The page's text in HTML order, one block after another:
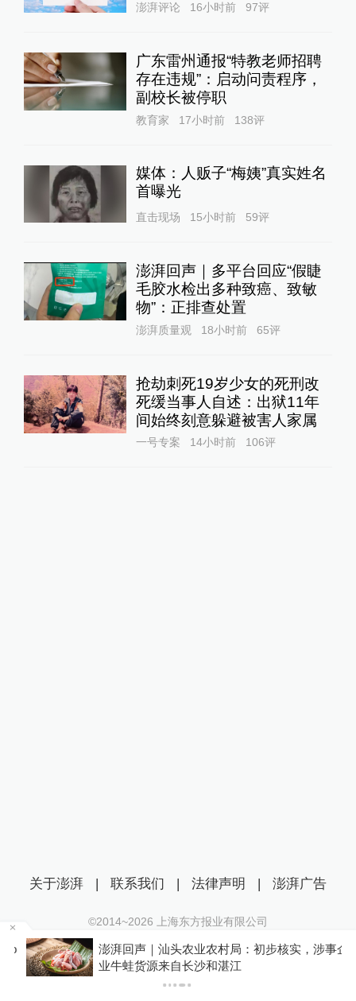
澎湃评论 16小时前 97评
广东雷州通报“特教老师招聘
存在违规”：启动问责程序，
副校长被停职
教育家 17小时前 138评
媒体：人贩子“梅姨”真实姓名
首曝光
直击现场 15小时前 59评
澎湃回声｜多平台回应“假睫
毛胶水检出多种致癌、致敏
物”：正排查处置
澎湃质量观 18小时前 65评
抢劫刺死19岁少女的死刑改
死缓当事人自述：出狱11年
间始终刻意躲避被害人家属
一号专案 14小时前 106评
澎湃回声｜汕头农业农村局：初步核实，涉事企
业牛蛙货源来自长沙和湛江
关于澎湃 | 联系我们 | 法律声明 | 澎湃广告
©2014~2026 上海东方报业有限公司
沪ICP证：沪B2-20170116 | 沪ICP备14003370号
互联网新闻信息服务许可证：31120170006
沪公网安备 31010602000299号